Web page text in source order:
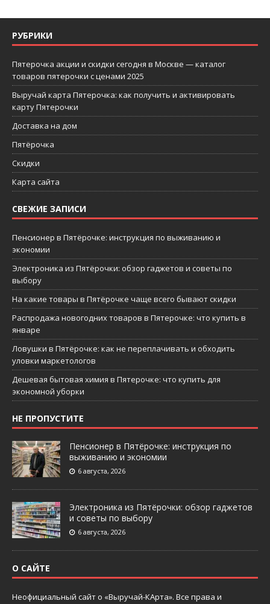
РУБРИКИ
Пятерочка акции и скидки сегодня в Москве — каталог
товаров пятерочки с ценами 2025
Выручай карта Пятерочка: как получить и активировать
карту Пятерочки
Доставка на дом
Пятёрочка
Скидки
Карта сайта
СВЕЖИЕ ЗАПИСИ
Пенсионер в Пятёрочке: инструкция по выживанию и
экономии
Электроника из Пятёрочки: обзор гаджетов и советы по
выбору
На какие товары в Пятёрочке чаще всего бывают скидки
Распродажа новогодних товаров в Пятерочке: что купить в
январе
Ловушки в Пятёрочке: как не переплачивать и обходить
уловки маркетологов
Дешевая бытовая химия в Пятерочке: что купить для
экономной уборки
НЕ ПРОПУСТИТЕ
Пенсионер в Пятёрочке: инструкция по
выживанию и экономии
6 августа, 2026
Электроника из Пятёрочки: обзор гаджетов
и советы по выбору
6 августа, 2026
О САЙТЕ
Неофициальный сайт о «Выручай-КАрта». Все права и